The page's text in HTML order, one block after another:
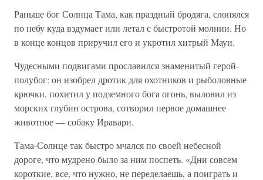
Раньше бог Солнца Тама, как праздный бродяга, слонялся
по небу куда вздумает или летал с быстротой молнии. Но
в конце концов приручил его и укротил хитрый Мауи.
Чудесными подвигами прославился знаменитый герой-
полубог: он изобрел дротик для охотников и рыболовные
крючки, похитил у подземного бога огонь, выловил из
морских глубин острова, сотворил первое домашнее
животное — собаку Иравари.
Тама-Солнце так быстро мчался по своей небесной
дороге, что мудрено было за ним поспеть. «Дни совсем
короткие, все, что нужно, не переделаешь, а поиграть и